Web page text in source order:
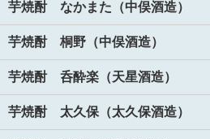
芋焼酎 なかまた（中俣酒造）
芋焼酎 桐野（中俣酒造）
芋焼酎 呑酔楽（天星酒造）
芋焼酎 太久保（太久保酒造）